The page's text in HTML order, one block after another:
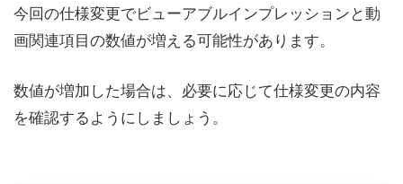
今回の仕様変更でビューアブルインプレッションと動
画関連項目の数値が増える可能性があります。
数値が増加した場合は、必要に応じて仕様変更の内容
を確認するようにしましょう。